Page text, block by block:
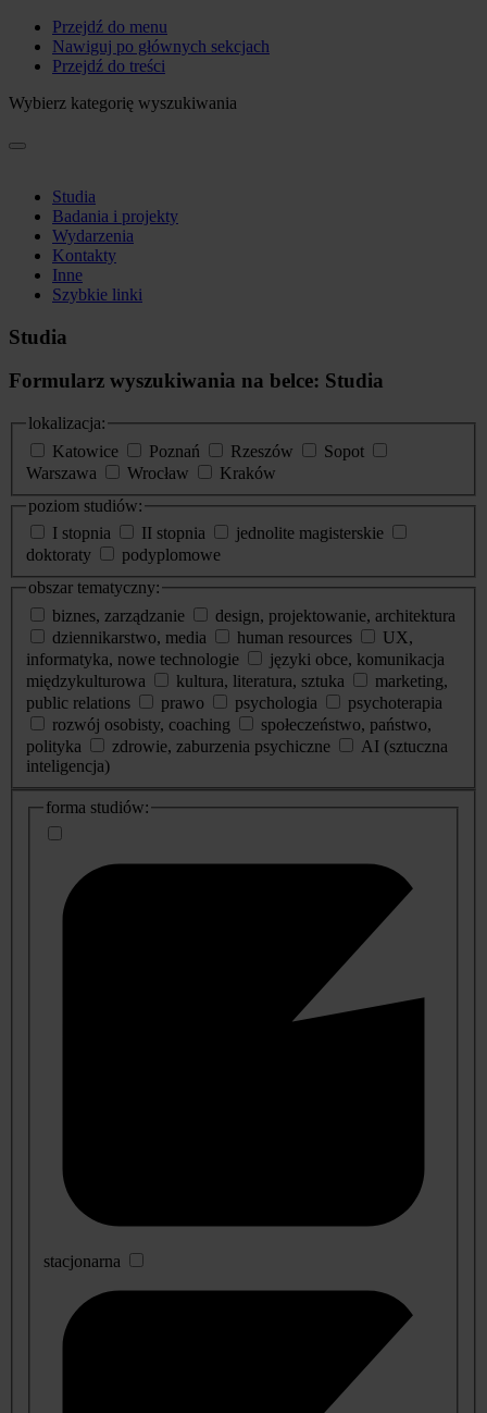
Przejdź do menu
Nawiguj po głównych sekcjach
Przejdź do treści
Wybierz kategorię wyszukiwania
Studia
Badania i projekty
Wydarzenia
Kontakty
Inne
Szybkie linki
Studia
Formularz wyszukiwania na belce: Studia
lokalizacja:
Katowice
Poznań Rzeszów
Sopot
Warszawa
Wrocław
Kraków
poziom studiów:
I stopnia
II stopnia
jednolite magisterskie
doktoraty
podyplomowe
obszar tematyczny:
biznes, zarządzanie
design, projektowanie, architektura
dziennikarstwo, media
human resources
UX,
informatyka, nowe technologie
języki obce, komunikacja
międzykulturowa
kultura, literatura, sztuka
marketing,
public relations
prawo psychologia
psychoterapia
rozwój osobisty, coaching
społeczeństwo, państwo,
polityka
zdrowie, zaburzenia psychiczne
AI (sztuczna
inteligencja)
dodatkowe
informacje
forma studiów:
stacjonarna